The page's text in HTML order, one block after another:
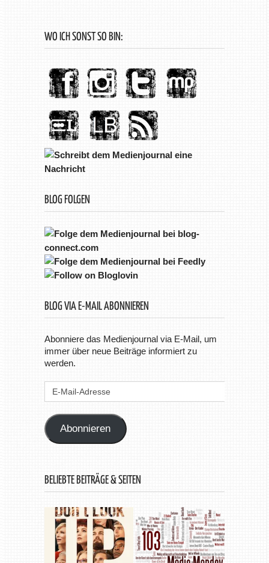
WO ICH SONST SO BIN:
BLOG FOLGEN
BLOG VIA E-MAIL ABONNIEREN
Abonniere das Medienjournal via E-Mail, um
immer über neue Beiträge informiert zu
werden.
Abonnieren
BELIEBTE BEITRÄGE & SEITEN